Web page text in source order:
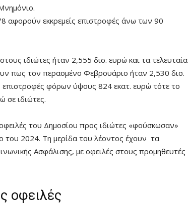
αφορούν εκκρεμείς επιστροφές άνω των 90
ιδιώτες ήταν 2,555 δισ. ευρώ και τα τελευταία
πως τον περασμένο Φεβρουάριο ήταν 2,530 δισ.
επιστροφές φόρων ύψους 824 εκατ. ευρώ τότε το
σε ιδιώτες.
του Δημοσίου προς ιδιώτες «φούσκωσαν»
του 2024. Τη μερίδα του λέοντος έχουν τα
Ασφάλισης, με οφειλές στους προμηθευτές
οφειλές